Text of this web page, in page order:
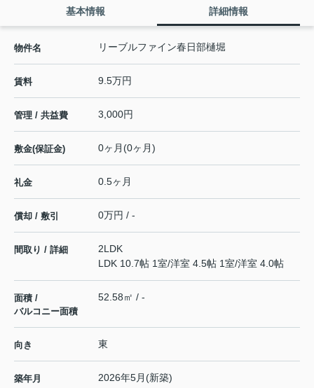
基本情報 詳細情報
物件名 リーブルファイン春日部樋堀
賃料 9.5万円
管理 / 共益費 3,000円
敷金(保証金) 0ヶ月(0ヶ月)
礼金 0.5ヶ月
償却 / 敷引 0万円 / -
間取り / 詳細
2LDK
LDK 10.7帖 1室/洋室 4.5帖 1室/洋室 4.0帖
面積 /
バルコニー面積
52.58㎡ / -
向き 東
築年月 2026年5月(新築)